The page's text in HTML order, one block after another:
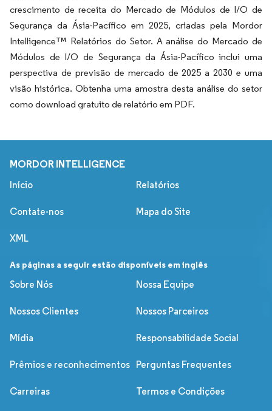
crescimento de receita do Mercado de Módulos de I/O de
Segurança da Ásia-Pacífico em 2025, criadas pela Mordor
Intelligence™ Relatórios do Setor. A análise do Mercado de
Módulos de I/O de Segurança da Ásia-Pacífico inclui uma
perspectiva de previsão de mercado de 2025 a 2030 e uma
visão histórica. Obtenha uma amostra desta análise do setor
como download gratuito de relatório em PDF.
MORDOR INTELLIGENCE
Início Relatórios
Contate-nos Mapa do Site
XML
As páginas a seguir estão disponíveis em inglês
Sobre Nós
Nossa Equipe
Nossos Clientes Nossos Parceiros
Mídia Responsabilidade Social
Prêmios e reconhecimentos Perguntas Frequentes
Carreiras Termos e Condições